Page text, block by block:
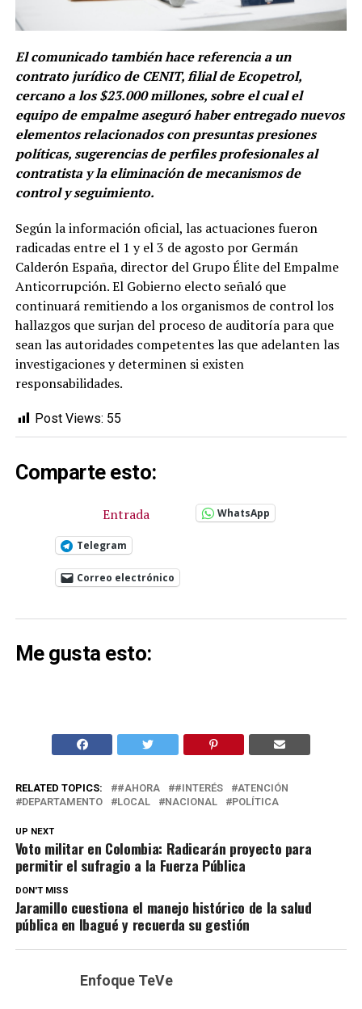
El comunicado también hace referencia a un
contrato jurídico de CENIT, filial de Ecopetrol,
cercano a los $23.000 millones, sobre el cual el
equipo de empalme aseguró haber entregado nuevos
elementos relacionados con presuntas presiones
políticas, sugerencias de perfiles profesionales al
contratista y la eliminación de mecanismos de
control y seguimiento.
Según la información oficial, las actuaciones fueron
radicadas entre el 1 y el 3 de agosto por Germán
Calderón España, director del Grupo Élite del Empalme
Anticorrupción. El Gobierno electo señaló que
continuará remitiendo a los organismos de control los
hallazgos que surjan del proceso de auditoría para que
sean las autoridades competentes las que adelanten las
investigaciones y determinen si existen
responsabilidades.
Post Views: 55
Comparte esto:
Entrada WhatsApp
Telegram
Correo electrónico
Me gusta esto:
RELATED TOPICS: #AHORA #INTERÉS
ATENCIÓN
DEPARTAMENTO
LOCAL NACIONAL POLÍTICA
UP NEXT
Voto militar en Colombia: Radicarán proyecto para
permitir el sufragio a la Fuerza Pública
DON'T MISS
Jaramillo cuestiona el manejo histórico de la salud
pública en Ibagué y recuerda su gestión
Enfoque TeVe